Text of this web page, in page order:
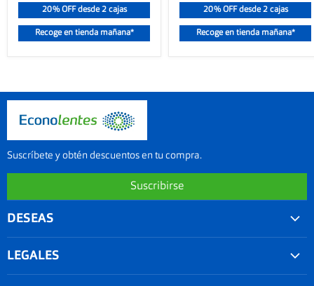
20% OFF desde 2 cajas
Recoge en tienda mañana*
20% OFF desde 2 cajas
Recoge en tienda mañana*
Suscríbete y obtén descuentos en tu compra.
Suscribirse
DESEAS
LEGALES